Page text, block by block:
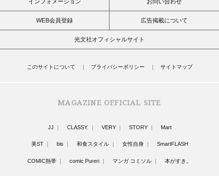
WEB会員登録 広告掲載について
光文社オフィシャルサイト
このサイトについて プライバシーポリシー サイトマップ
MAGAZINE OFFICIAL SITE
JJ CLASSY. VERY STORY Mart
美ST bis 和食スタイル 女性自身 SmartFLASH
COMIC熱帯 comic Pureri マンガ コミソル 本がすき。